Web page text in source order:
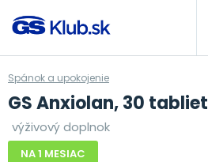
Spánok a upokojenie
GS Anxiolan, 30 tabliet
výživový doplnok
NA 1 MESIAC